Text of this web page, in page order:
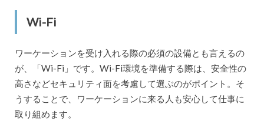
Wi-Fi
ワーケーションを受け入れる際の必須の設備とも言えるの
が、「Wi-Fi」です。Wi-Fi環境を準備する際は、安全性の
高さなどセキュリティ面を考慮して選ぶのがポイント。そ
うすることで、ワーケーションに来る人も安心して仕事に
取り組めます。